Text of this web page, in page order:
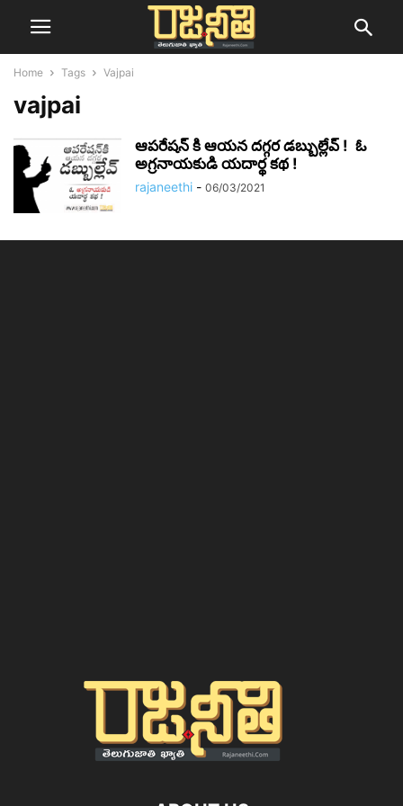
Home Tags Vajpai
vajpai
ఆపరేషన్ కి ఆయన దగ్గర డబ్బుల్లేవ్ ! ఓ
అగ్రనాయకుడి యదార్థ కథ !
rajaneethi - 06/03/2021